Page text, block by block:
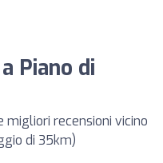
Piano di
recensioni vicino
di 35km)